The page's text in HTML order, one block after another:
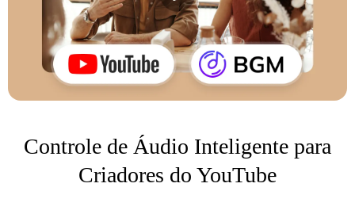
Controle de Áudio Inteligente para
Criadores do YouTube